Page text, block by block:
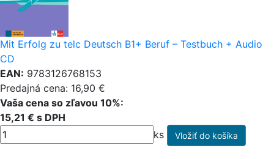
Mit Erfolg zu telc Deutsch B1+ Beruf – Testbuch + Audio
CD
EAN: 9783126768153
Predajná cena: 16,90 €
Vaša cena so zľavou 10%:
15,21 € s DPH
ks